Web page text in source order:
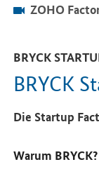
ZOHO
BRYCK
BRYCK
Die Startup
Warum BRYCK?